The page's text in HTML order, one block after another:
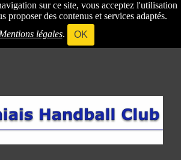
sur ce site, vous acceptez l'utilisation
proposer des contenus et services adaptés.
Mentions légales. OK